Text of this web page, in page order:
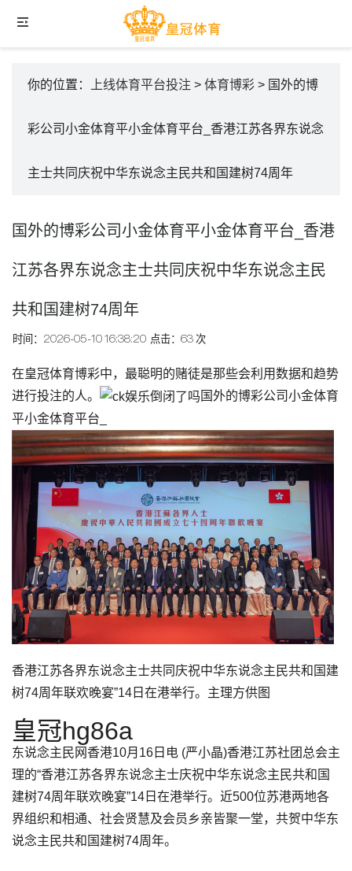
你的位置： 上线体育平台投注 > 体育博彩 > 国外的博
彩公司小金体育平小金体育平台_香港江苏各界东说念
主士共同庆祝中华东说念主民共和国建树74周年
国外的博彩公司小金体育平小金体育平台_香港
江苏各界东说念主士共同庆祝中华东说念主民
共和国建树74周年
时间：2026-05-10 16:38:20 点击：63 次
在皇冠体育博彩中，最聪明的赌徒是那些会利用数据和趋势
进行投注的人。
国外的博彩公司小金体育
平小金体育平台_
香港江苏各界东说念主士共同庆祝中华东说念主民共和国建
树74周年联欢晚宴”14日在港举行。主理方供图
皇冠hg86a
东说念主民网香港10月16日电 (严小晶)香港江苏社团总会主
理的“香港江苏各界东说念主士庆祝中华东说念主民共和国
建树74周年联欢晚宴”14日在港举行。近500位苏港两地各
界组织和相通、社会贤慧及会员乡亲皆聚一堂，共贺中华东
说念主民共和国建树74周年。